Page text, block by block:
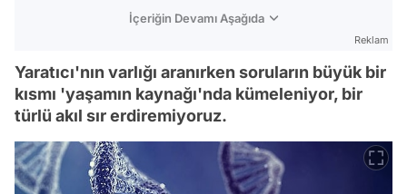
İçeriğin Devamı Aşağıda
Reklam
Yaratıcı'nın varlığı aranırken soruların büyük bir
kısmı 'yaşamın kaynağı'nda kümeleniyor, bir
türlü akıl sır erdiremiyoruz.